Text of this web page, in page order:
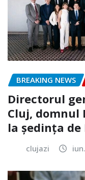
BREAKING NEWS
Directorul
Cluj, domnul
la ședința de
clujazi